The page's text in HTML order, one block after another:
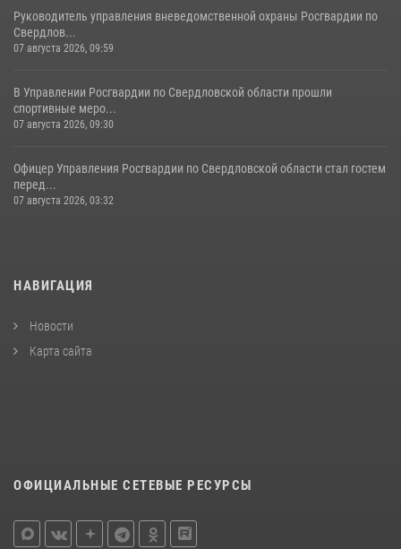
Руководитель управления вневедомственной охраны Росгвардии по
Свердлов...
07 августа 2026, 09:59
В Управлении Росгвардии по Свердловской области прошли
спортивные меро...
07 августа 2026, 09:30
Офицер Управления Росгвардии по Свердловской области стал гостем
перед...
07 августа 2026, 03:32
НАВИГАЦИЯ
Новости
Карта сайта
ОФИЦИАЛЬНЫЕ СЕТЕВЫЕ РЕСУРСЫ